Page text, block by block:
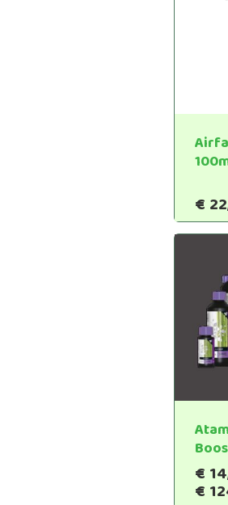
€
€
€